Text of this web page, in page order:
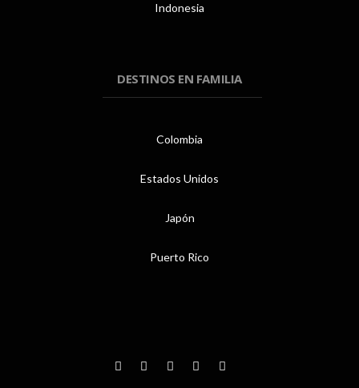
Indonesia
DESTINOS EN FAMILIA
Colombia
Estados Unidos
Japón
Puerto Rico